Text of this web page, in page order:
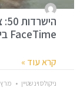
FaceTime בין די וריזו לפני המשחק
קרא עוד »
ניקולס וינשטיין מרץ 28,